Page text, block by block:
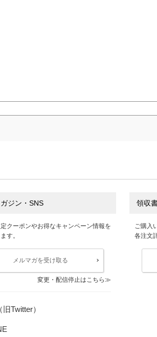
ジン・SNS
クーポンやお得なキャンペーン情報を
す。
メルマガを受け取る
変更・配信停止はこちら
旧Twitter）
領収
ご購入
各注文